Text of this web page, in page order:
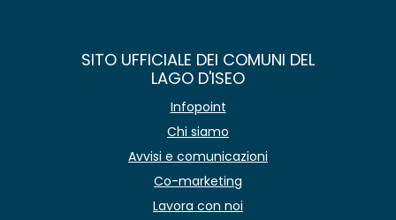
SITO UFFICIALE DEI COMUNI DEL
LAGO D'ISEO
Infopoint
Chi siamo
Avvisi e comunicazioni
Co-marketing
Lavora con noi